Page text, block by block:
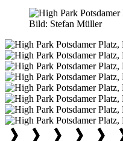
Bild: Stefan Müller